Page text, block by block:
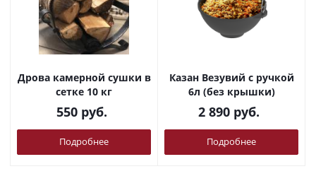
Дрова камерной сушки в
сетке 10 кг
550руб.
Подробнее
Казан Везувий с ручкой
6л (без крышки)
2 890 руб.
Подробнее